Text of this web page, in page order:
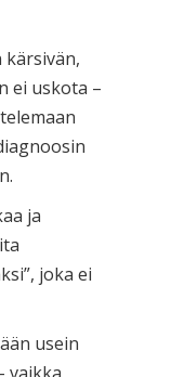
ei uskota –
ja
joka ei
usein